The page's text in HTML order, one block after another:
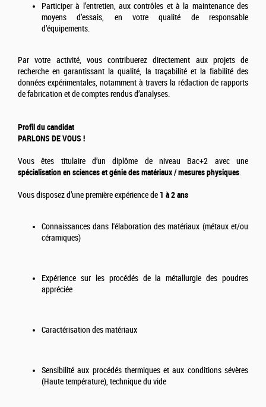
Participer à l’entretien, aux contrôles et à la maintenance des
moyens d’essais, en votre qualité de responsable
d’équipements.
Par votre activité, vous contribuerez directement aux projets de
recherche en garantissant la qualité, la traçabilité et la fiabilité des
données expérimentales, notamment à travers la rédaction de rapports
de fabrication et de comptes rendus d’analyses.
Profil du candidat
PARLONS DE VOUS !
Vous êtes titulaire d’un diplôme de niveau Bac+2 avec une
spécialisation en sciences et génie des matériaux / mesures physiques.
Vous disposez d’une première expérience de1 à 2 ans
Connaissances dans l'élaboration des matériaux (métaux et/ou
céramiques)
Expérience sur les procédés de la métallurgie des poudres
appréciée
Caractérisation des matériaux
Sensibilité aux procédés thermiques et aux conditions sévères
(Haute température), technique du vide